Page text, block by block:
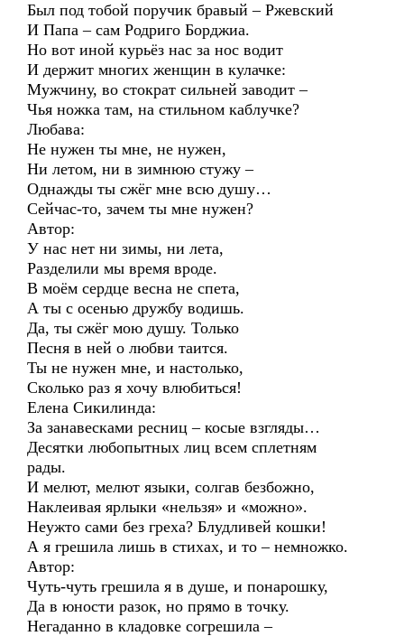
Был под тобой поручик бравый – Ржевский
И Папа – сам Родриго Борджиа.
Но вот иной курьёз нас за нос водит
И держит многих женщин в кулачке:
Мужчину, во стократ сильней заводит –
Чья ножка там, на стильном каблучке?
Любава:
Не нужен ты мне, не нужен,
Ни летом, ни в зимнюю стужу –
Однажды ты сжёг мне всю душу…
Сейчас-то, зачем ты мне нужен?
Автор:
У нас нет ни зимы, ни лета,
Разделили мы время вроде.
В моём сердце весна не спета,
А ты с осенью дружбу водишь.
Да, ты сжёг мою душу. Только
Песня в ней о любви таится.
Ты не нужен мне, и настолько,
Сколько раз я хочу влюбиться!
Елена Сикилинда:
За занавесками ресниц – косые взгляды…
Десятки любопытных лиц всем сплетням
рады.
И мелют, мелют языки, солгав безбожно,
Наклеивая ярлыки «нельзя» и «можно».
Неужто сами без греха? Блудливей кошки!
А я грешила лишь в стихах, и то – немножко.
Автор:
Чуть-чуть грешила я в душе, и понарошку,
Да в юности разок, но прямо в точку.
Негаданно в кладовке согрешила –